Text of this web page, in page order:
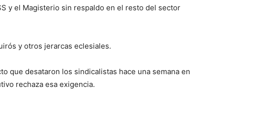
y el Magisterio sin respaldo en el resto del sector
y otros jerarcas eclesiales.
que desataron los sindicalistas hace una semana en
rechaza esa exigencia.